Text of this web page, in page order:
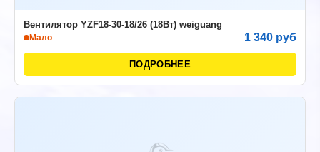
Вентилятор YZF18-30-18/26 (18Вт) weiguang
Мало 1 340 руб
ПОДРОБНЕЕ